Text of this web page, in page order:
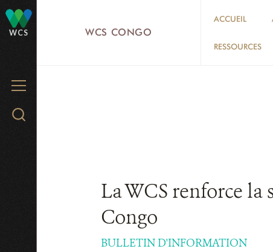
WCS
MENU
Search
WCS CONGO
ACCUEIL
RESSOURCES
La WCS renforce
Congo
BULLETIN D'INFORMATION